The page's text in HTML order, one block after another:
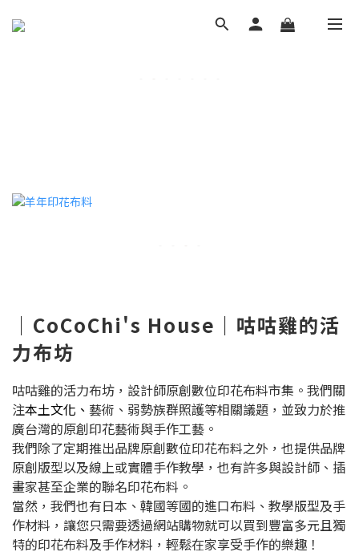
｜CoCoChi's House｜咕咕雞的活
力布坊
咕咕雞的活力布坊，設計師原創數位印花布料市集。我們關
注本土文化、 藝術、弱勢族群照護等相關議題，並致力於推
廣台灣的原創印花藝術與手作工藝。
我們除了定期推出品牌原創數位印花布料之外，也提供品牌
原創版型以及線上或實體手作教學，也有許多與設計師、插
畫家甚至企業的聯名印花布料。
當然，我們也有日本、韓國等國的進口布料、教學版型及手
作材料，讓您只需要透過網站購物就可以買到豐富多元且獨
特的印花布料及手作材料，輕鬆在家享受手作的樂趣！